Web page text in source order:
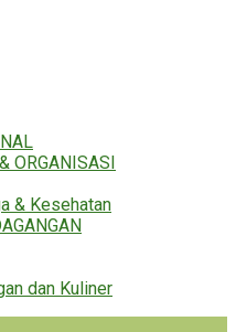
ORGANISASI
& Kesehatan
dan Kuliner